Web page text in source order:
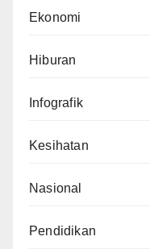
Ekonomi
Hiburan
Infografik
Kesihatan
Nasional
Pendidikan